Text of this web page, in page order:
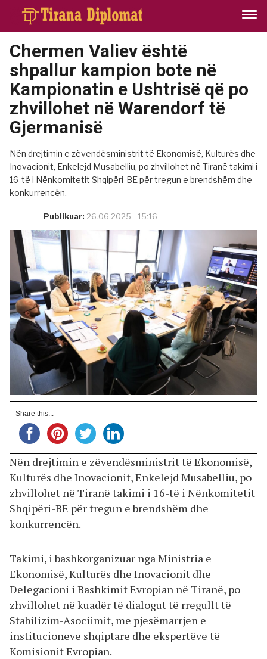
Chermen Valiev është
shpallur kampion bote në
Kampionatin e Ushtrisë që po
zhvillohet në Warendorf të
Gjermanisë
Nën drejtimin e zëvendësministrit të Ekonomisë, Kulturës dhe
Inovacionit, Enkelejd Musabelliu, po zhvillohet në Tiranë takimi i
16-të i Nënkomitetit Shqipëri-BE për tregun e brendshëm dhe
konkurrencën.
Publikuar: 26.06.2025 - 15:16
Share this...
Nën drejtimin e zëvendësministrit të Ekonomisë,
Kulturës dhe Inovacionit, Enkelejd Musabelliu, po
zhvillohet në Tiranë takimi i 16-të i Nënkomitetit
Shqipëri-BE për tregun e brendshëm dhe
konkurrencën.
Takimi, i bashkorganizuar nga Ministria e
Ekonomisë, Kulturës dhe Inovacionit dhe
Delegacioni i Bashkimit Evropian në Tiranë, po
zhvillohet në kuadër të dialogut të rregullt të
Stabilizim-Asociimit, me pjesëmarrjen e
institucioneve shqiptare dhe ekspertëve të
Komisionit Evropian.